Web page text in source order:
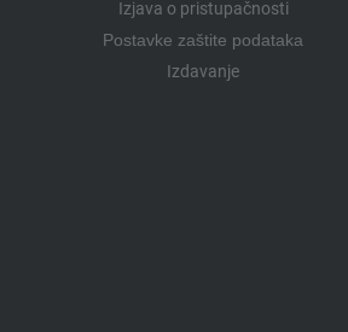
Izjava o pristupačnosti
Postavke zaštite podataka
Izdavanje